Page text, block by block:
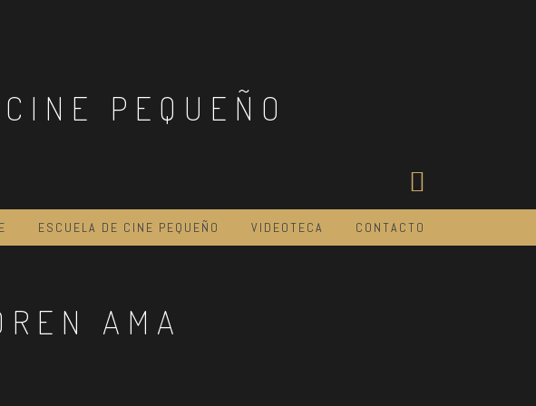
PEQUEÑO
ESCUELA DE CINE PEQUEÑO VIDEOTECA CONTACTO
AMA